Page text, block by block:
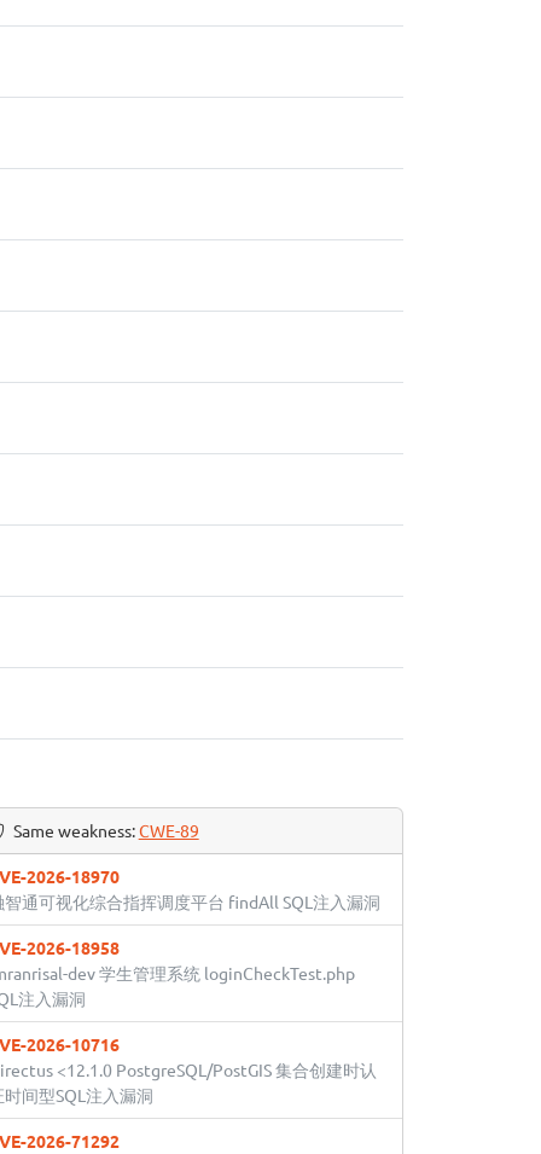
Same weakness:CWE-89
2026-18970
智通可视化综合指挥调度平台 findAll SQL注入漏洞
2026-18958
dev 学生管理系统 loginCheckTest.php
注入漏洞
2026-10716
<12.1.0 PostgreSQL/PostGIS 集合创建时认
时间型SQL注入漏洞
2026-71292